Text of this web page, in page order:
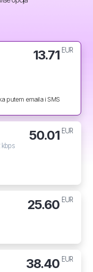
13.71 EUR
putem emaila i SMS
kbps
50.01 EUR
25.60 EUR
38.40 EUR